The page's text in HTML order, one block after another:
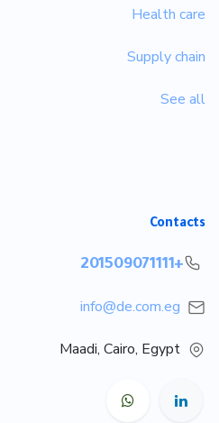
Health care
Supply chain
See all
Contacts
+201509071111
info@de.com.eg